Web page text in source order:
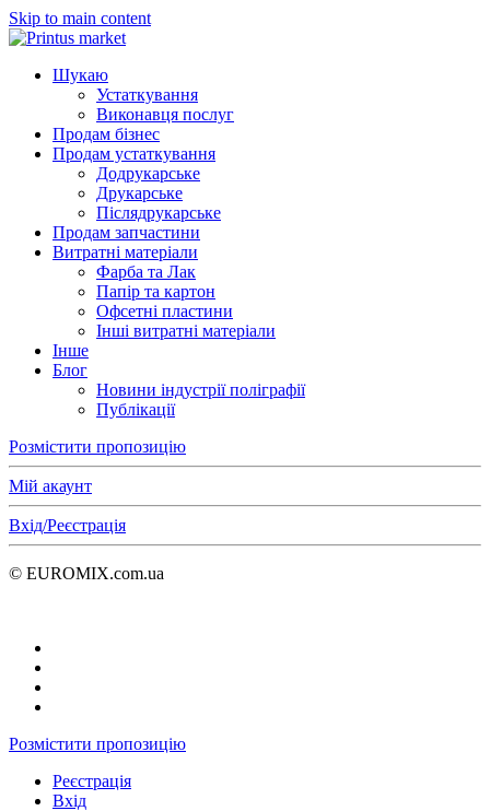
Skip to main content
Шукаю
Устаткування
Виконавця послуг
Продам бізнес
Продам устаткування
Додрукарське
Друкарське
Післядрукарське
Продам запчастини
Витратні матеріали
Фарба та Лак
Папір та картон
Офсетні пластини
Інші витратні матеріали
Інше
Блог
Новини індустрії поліграфії
Публікації
Розмістити пропозицію
Мій акаунт
Вхід/Реєстрація
© EUROMIX.com.ua
Розмістити пропозицію
Реєстрація
Вхід